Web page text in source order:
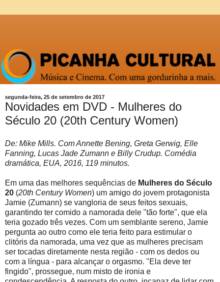
segunda-feira, 25 de setembro de 2017
Novidades em DVD - Mulheres do
Século 20 (20th Century Women)
De: Mike Mills. Com Annette Bening, Greta Gerwig, Elle
Fanning, Lucas Jade Zumann e Billy Crudup. Comédia
dramática, EUA, 2016, 119 minutos.
Em uma das melhores sequências de Mulheres do Século
20 (20th Century Women) um amigo do jovem protagonista
Jamie (Zumann) se vangloria de seus feitos sexuais,
garantindo ter comido a namorada dele "tão forte", que ela
teria gozado três vezes. Com um semblante sereno, Jamie
pergunta ao outro como ele teria feito para estimular o
clitóris da namorada, uma vez que as mulheres precisam
ser tocadas diretamente nesta região - com os dedos ou
com a língua - para alcançar o orgasmo. "Ela deve ter
fingido", prossegue, num misto de ironia e